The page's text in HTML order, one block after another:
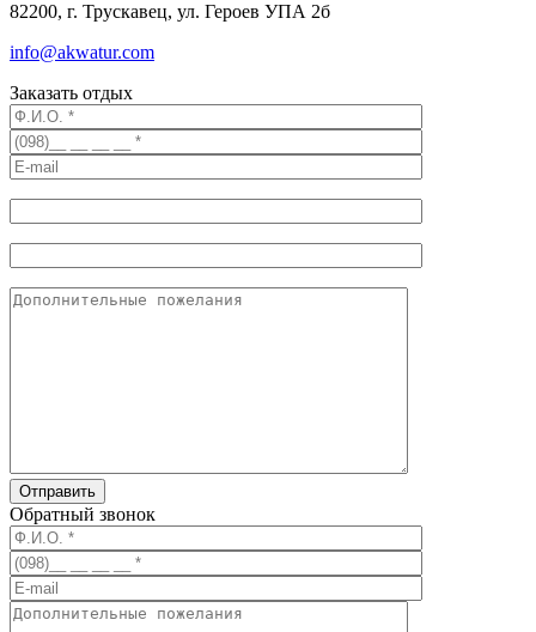
82200, г. Трускавец, ул. Героев УПА 2б
info@akwatur.com
Заказать отдых
Обратный звонок